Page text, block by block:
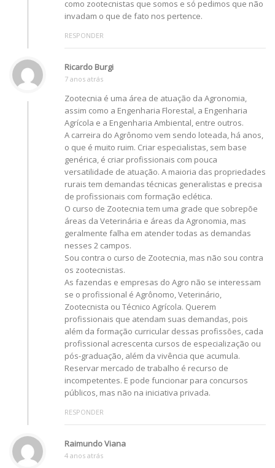
como zootecnistas que somos e só pedimos que não
invadam o que de fato nos pertence.
RESPONDER
Ricardo Burgi
7 anos atrás
Zootecnia é uma área de atuação da Agronomia,
assim como a Engenharia Florestal, a Engenharia
Agrícola e a Engenharia Ambiental, entre outros.
A carreira do Agrônomo vem sendo loteada, há anos,
o que é muito ruim. Criar especialistas, sem base
genérica, é criar profissionais com pouca
versatilidade de atuação. A maioria das propriedades
rurais tem demandas técnicas generalistas e precisa
de profissionais com formação eclética.
O curso de Zootecnia tem uma grade que sobrepõe
áreas da Veterinária e áreas da Agronomia, mas
geralmente falha em atender todas as demandas
nesses 2 campos.
Sou contra o curso de Zootecnia, mas não sou contra
os zootecnistas.
As fazendas e empresas do Agro não se interessam
se o profissional é Agrônomo, Veterinário,
Zootecnista ou Técnico Agrícola. Querem
profissionais que atendam suas demandas, pois
além da formação curricular dessas profissões, cada
profissional acrescenta cursos de especialização ou
pós-graduação, além da vivência que acumula.
Reservar mercado de trabalho é recurso de
incompetentes. E pode funcionar para concursos
públicos, mas não na iniciativa privada.
RESPONDER
Raimundo Viana
4 anos atrás